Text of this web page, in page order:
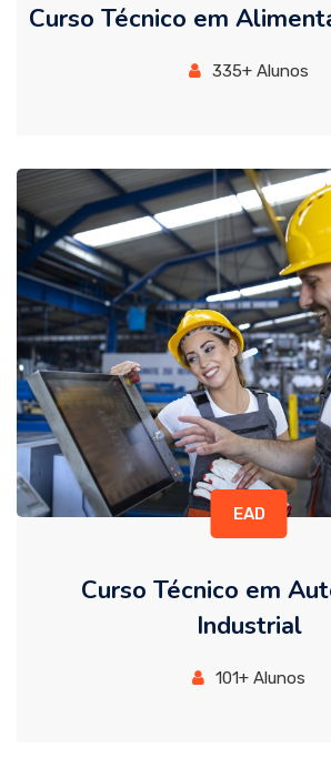
Curso Técnico em
335+ Alunos
EAD
Curso Técnico em
Industrial
101+ Alunos